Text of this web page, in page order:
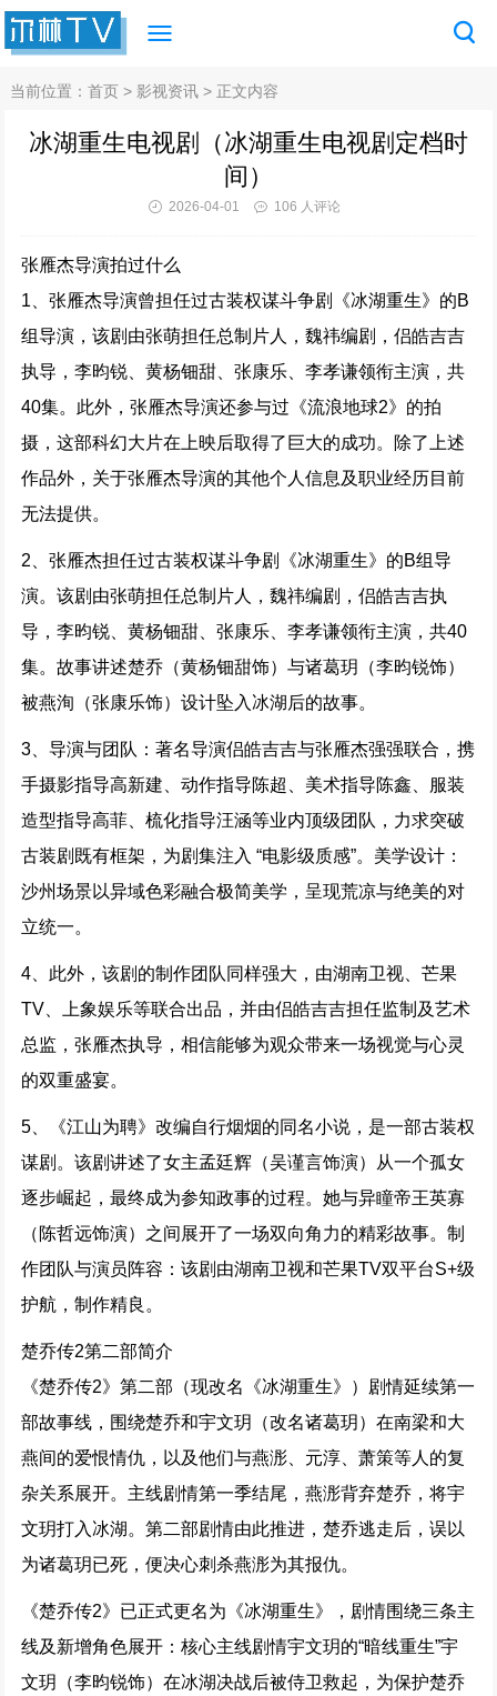
当前位置：首页 >影视资讯 > 正文内容
冰湖重生电视剧（冰湖重生电视剧定档时
间）
2026-04-01 106 人评论
张雁杰导演拍过什么
1、张雁杰导演曾担任过古装权谋斗争剧《冰湖重生》的B
组导演，该剧由张萌担任总制片人，魏祎编剧，侣皓吉吉
执导，李昀锐、黄杨钿甜、张康乐、李孝谦领衔主演，共
40集。此外，张雁杰导演还参与过《流浪地球2》的拍
摄，这部科幻大片在上映后取得了巨大的成功。除了上述
作品外，关于张雁杰导演的其他个人信息及职业经历目前
无法提供。
2、张雁杰担任过古装权谋斗争剧《冰湖重生》的B组导
演。该剧由张萌担任总制片人，魏祎编剧，侣皓吉吉执
导，李昀锐、黄杨钿甜、张康乐、李孝谦领衔主演，共40
集。故事讲述楚乔（黄杨钿甜饰）与诸葛玥（李昀锐饰）
被燕洵（张康乐饰）设计坠入冰湖后的故事。
3、导演与团队：著名导演侣皓吉吉与张雁杰强强联合，携
手摄影指导高新建、动作指导陈超、美术指导陈鑫、服装
造型指导高菲、梳化指导汪涵等业内顶级团队，力求突破
古装剧既有框架，为剧集注入 “电影级质感”。美学设计：
沙州场景以异域色彩融合极简美学，呈现荒凉与绝美的对
立统一。
4、此外，该剧的制作团队同样强大，由湖南卫视、芒果
TV、上象娱乐等联合出品，并由侣皓吉吉担任监制及艺术
总监，张雁杰执导，相信能够为观众带来一场视觉与心灵
的双重盛宴。
5、《江山为聘》改编自行烟烟的同名小说，是一部古装权
谋剧。该剧讲述了女主孟廷辉（吴谨言饰演）从一个孤女
逐步崛起，最终成为参知政事的过程。她与异瞳帝王英寡
（陈哲远饰演）之间展开了一场双向角力的精彩故事。制
作团队与演员阵容：该剧由湖南卫视和芒果TV双平台S+级
护航，制作精良。
楚乔传2第二部简介
《楚乔传2》第二部（现改名《冰湖重生》）剧情延续第一
部故事线，围绕楚乔和宇文玥（改名诸葛玥）在南梁和大
燕间的爱恨情仇，以及他们与燕浵、元淳、萧策等人的复
杂关系展开。主线剧情第一季结尾，燕浵背弃楚乔，将宇
文玥打入冰湖。第二部剧情由此推进，楚乔逃走后，误以
为诸葛玥已死，便决心刺杀燕浵为其报仇。
《楚乔传2》已正式更名为《冰湖重生》，剧情围绕三条主
线及新增角色展开：核心主线剧情宇文玥的“暗线重生”宇
文玥（李昀锐饰）在冰湖决战后被侍卫救起，为保护楚乔